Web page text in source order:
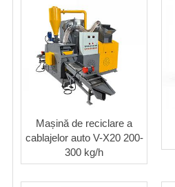
Mașină de reciclare a
cablajelor auto V-X20 200-
300 kg/h